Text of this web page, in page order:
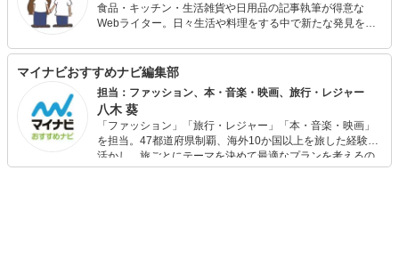
食品・キッチン・生活雑貨や日用品の記事執筆が得意な
Webライター。日々生活や料理をする中で新たな発見を楽
者の方からの辛口意見をはじめ、さまざまなご意見に耳を
傾けながら記事作りに全力を注ぎます。
マイナビおすすめナビ編集部
担当：ファッション、本・音楽・映画、旅行・レジャー
八木 葵
「ファッション」「旅行・レジャー」「本・音楽・映画」
を担当。47都道府県制覇、海外10か国以上を旅した経験を
活かし、旅ごとにテーマを決めて最適なプランを考えるの
が得意。また、アパレルショップでの販売経験もあり。誰